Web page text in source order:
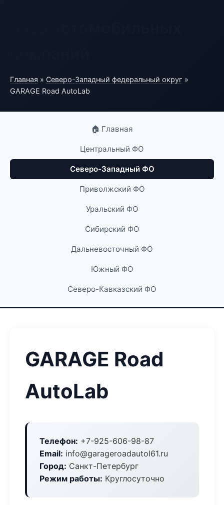
Главная » Северо-Западный федеральный округ »
GARAGE Road AutoLab
🏠 Главная
Центральный ФО
Северо-Западный ФО
Приволжский ФО
Уральский ФО
Сибирский ФО
Дальневосточный ФО
Южный ФО
Северо-Кавказский ФО
GARAGE Road
AutoLab
Телефон: +7-925-606-98-87
Email: info@garageroadautol61.ru
Город: Санкт-Петербург
Режим работы: Круглосуточно